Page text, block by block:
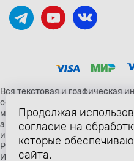
Вся текстовая и графическая
оформление страницы
международными законами и
авторских прав и
и 1260 главы 70 «Авторское
Российской Федерации от 18
Использование любых
Продолжая
согласие на
которые
сайта.